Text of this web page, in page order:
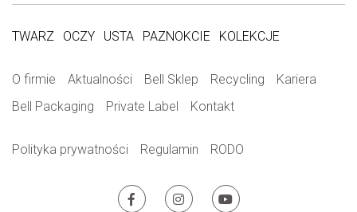
TWARZ OCZY USTA PAZNOKCIE KOLEKCJE
O firmie Aktualności Bell Sklep Recycling
Kariera
Bell Packaging
Private Label Kontakt
Polityka prywatności Regulamin RODO